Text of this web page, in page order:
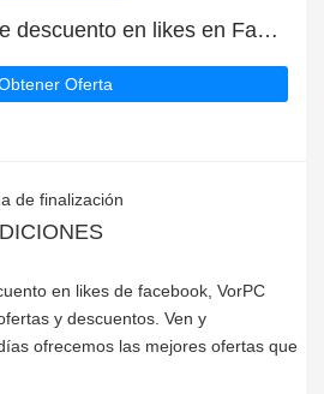
Consigue un 7% de descuento en likes en Facebook
Oferta
de finalización
en likes de facebook, VorPC
y descuentos. Ven y
ofrecemos las mejores ofertas que